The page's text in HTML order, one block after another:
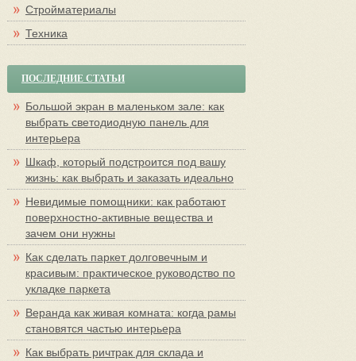
Стройматериалы
Техника
ПОСЛЕДНИЕ СТАТЬИ
Большой экран в маленьком зале: как
выбрать светодиодную панель для
интерьера
Шкаф, который подстроится под вашу
жизнь: как выбрать и заказать идеально
Невидимые помощники: как работают
поверхностно-активные вещества и
зачем они нужны
Как сделать паркет долговечным и
красивым: практическое руководство по
укладке паркета
Веранда как живая комната: когда рамы
становятся частью интерьера
Как выбрать ричтрак для склада и